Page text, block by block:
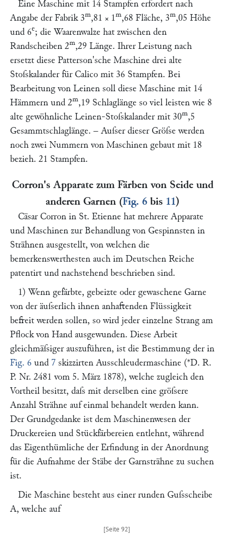
Eine Maschine mit 14 Stampfen erfordert nach
Angabe der Fabrik 3m,81 × 1m,68 Fläche, 3m,05 Höhe
und 6e; die Waarenwalze hat zwischen den
Randscheiben 2m,29 Länge. Ihrer Leistung nach
ersetzt diese Patterson'sche Maschine drei alte
Stoſskalander für Calico mit 36 Stampfen. Bei
Bearbeitung von Leinen soll diese Maschine mit 14
Hämmern und 2m,19 Schlaglänge so viel leisten wie 8
alte gewöhnliche Leinen-Stoſskalander mit 30m,5
Gesammtschlaglänge. – Auſser dieser Gröſse werden
noch zwei Nummern von Maschinen gebaut mit 18
bezieh. 21 Stampfen.
Corron's Apparate zum Färben von Seide und
anderen Garnen (Fig. 6 bis 11)
Cäsar Corron in St. Etienne hat mehrere Apparate
und Maschinen zur Behandlung von Gespinnsten in
Strähnen ausgestellt, von welchen die
bemerkenswerthesten auch im Deutschen Reiche
patentirt und nachstehend beschrieben sind.
1) Wenn gefärbte, gebeizte oder gewaschene Garne
von der äuſserlich ihnen anhaftenden Flüssigkeit
befreit werden sollen, so wird jeder einzelne Strang am
Pflock von Hand ausgewunden. Diese Arbeit
gleichmäſsiger auszuführen, ist die Bestimmung der in
Fig. 6 und 7 skizzirten Ausschleudermaschine (*D. R.
P. Nr. 2481 vom 5. März 1878), welche zugleich den
Vortheil besitzt, daſs mit derselben eine gröſsere
Anzahl Strähne auf einmal behandelt werden kann.
Der Grundgedanke ist dem Maschinenwesen der
Druckereien und Stückfärbereien entlehnt, während
das Eigenthümliche der Erfindung in der Anordnung
für die Aufnahme der Stäbe der Garnsträhne zu suchen
ist.
Die Maschine besteht aus einer runden Guſsscheibe
A, welche auf